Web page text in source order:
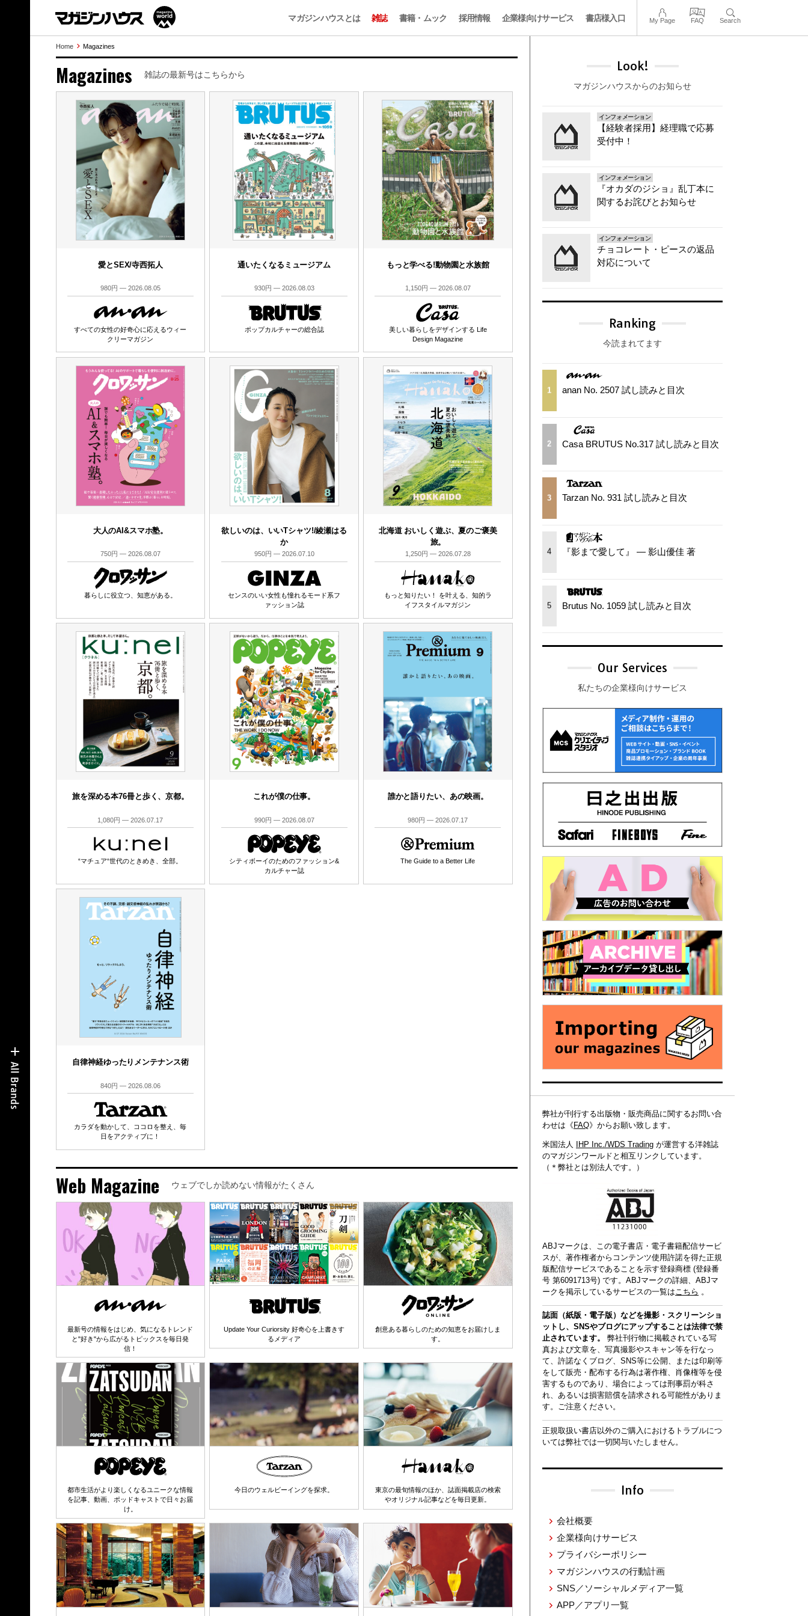
マガジンハウスとは 雑誌 書籍・ムック 採用情報 企業様向けサービス 書店様入口 My Page FAQ Search
Home Magazines
Magazines 雑誌の最新号はこちらから
愛とSEX/寺西拓人
980円 — 2026.08.05
すべての女性の好奇心に応えるウィー
クリーマガジン
通いたくなるミュージアム
930円 — 2026.08.03
ポップカルチャーの総合誌
もっと学べる!動物園と水族館
1,150円 — 2026.08.07
美しい暮らしをデザインする Life
Design Magazine
大人のAI&スマホ塾。
750円 — 2026.08.07
暮らしに役立つ、知恵がある。
欲しいのは、いいTシャツ!/綾瀬はる
か
950円 — 2026.07.10
センスのいい女性も憧れるモード系フ
ァッション誌
北海道 おいしく遊ぶ、夏のご褒美
旅。
1,250円 — 2026.07.28
もっと知りたい！ を叶える、知的ラ
イフスタイルマガジン
旅を深める本76冊と歩く、京都。
1,080円 — 2026.07.17
“マチュア“世代のときめき、全部。
これが僕の仕事。
990円 — 2026.08.07
シティボーイのためのファッション&
カルチャー誌
誰かと語りたい、あの映画。
980円 — 2026.07.17
The Guide to a Better Life
自律神経ゆったりメンテナンス術
840円 — 2026.08.06
カラダを動かして、ココロを整え、毎
日をアクティブに！
Web Magazine ウェブでしか読めない情報がたくさん
最新号の情報をはじめ、気になるトレンド
と"好き"から広がるトピックスを毎日発
信！
Update Your Curiorsity 好奇心を上書きす
るメディア
創意ある暮らしのための知恵をお届けしま
す。
都市生活がより楽しくなるユニークな情報
を記事、動画、ポッドキャストで日々お届
け。
今日のウェルビーイングを探求。
東京の最旬情報のほか、誌面掲載店の検索
やオリジナル記事などを毎日更新。
Look!
マガジンハウスからのお知らせ
インフォメーション
【経験者採用】経理職で応募
受付中！
インフォメーション
『オカダのジショ』乱丁本に
関するお詫びとお知らせ
インフォメーション
チョコレート・ピースの返品
対応について
Ranking
今読まれてます
1 anan No. 2507 試し読みと目次
2 Casa BRUTUS No.317 試し読みと目次
3 Tarzan No. 931 試し読みと目次
4 『影まで愛して』 — 影山優佳 著
5 Brutus No. 1059 試し読みと目次
Our Services
私たちの企業様向けサービス
弊社が刊行する出版物・販売商品に関するお問い合
わせは《 FAQ》からお願い致します。
米国法人 IHP Inc./WDS Trading が運営する洋雑誌
のマガジンワールドと相互リンクしています。
（＊弊社とは別法人です。）
ABJマークは、この電子書店・電子書籍配信サービ
スが、著作権者からコンテンツ使用許諾を得た正規
版配信サービスであることを示す登録商標 (登録番
号 第6091713号) です。ABJマークの詳細、ABJマ
ークを掲示しているサービスの一覧は こちら 。
誌面（紙版・電子版）などを撮影・スクリーンショ
ットし、SNSやブログにアップすることは法律で禁
止されています。
弊社刊行物に掲載されている写
真および文章を、写真撮影やスキャン等を行なっ
て、許諾なくブログ、SNS等に公開、または印刷等
をして販売・配布する行為は著作権、肖像権等を侵
害するものであり、場合によっては刑事罰が科さ
れ、あるいは損害賠償を請求される可能性がありま
す。ご注意ください。
正規取扱い書店以外のご購入におけるトラブルにつ
いては弊社では一切関与いたしません。
Info
会社概要
企業様向けサービス
プライバシーポリシー
マガジンハウスの行動計画
SNS／ソーシャルメディア一覧
APP／アプリ一覧